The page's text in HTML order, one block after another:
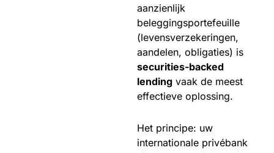
aanzienlijk
beleggingsportefeuille
(levensverzekeringen,
aandelen, obligaties) is
securities-backed
lending vaak de meest
effectieve oplossing.
Het principe: uw
internationale privébank